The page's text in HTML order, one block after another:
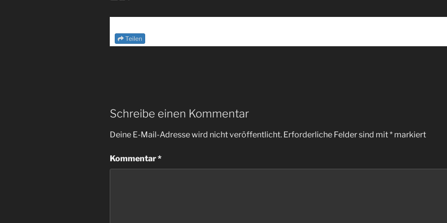
Teilen
Schreibe einen Kommentar
Deine E-Mail-Adresse wird nicht veröffentlicht. Erforderliche Felder sind mit* markiert
Kommentar*